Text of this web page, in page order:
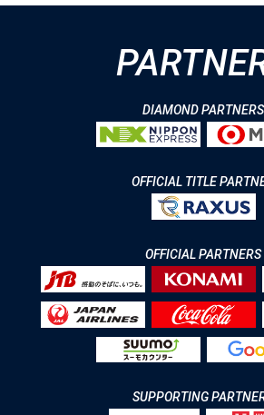
DIAMOND PARTNERS
OFFICIAL TITLE
OFFICIAL PARTNERS
SUPPORTING